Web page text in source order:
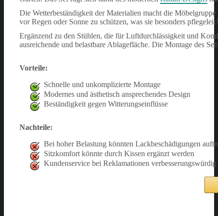
Die Wetterbeständigkeit der Materialien macht die
vor Regen oder Sonne zu schützen, was sie besonders
Ergänzend zu den Stühlen, die für Luftdurchlässigkeit und
ausreichende und belastbare Ablagefläche. Die Montage des
Vorteile:
Schnelle und unkomplizierte Montage
Modernes und ästhetisch ansprechendes Design
Beständigkeit gegen Witterungseinflüsse
Nachteile:
Bei hoher Belastung könnten Lackbeschädigungen
Sitzkomfort könnte durch Kissen ergänzt werden
Kundenservice bei Reklamationen verbesserungswürdig